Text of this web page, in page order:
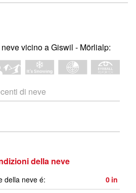
vicino a Giswil - Mörlialp:
di neve
della neve
della neve é: 0 in